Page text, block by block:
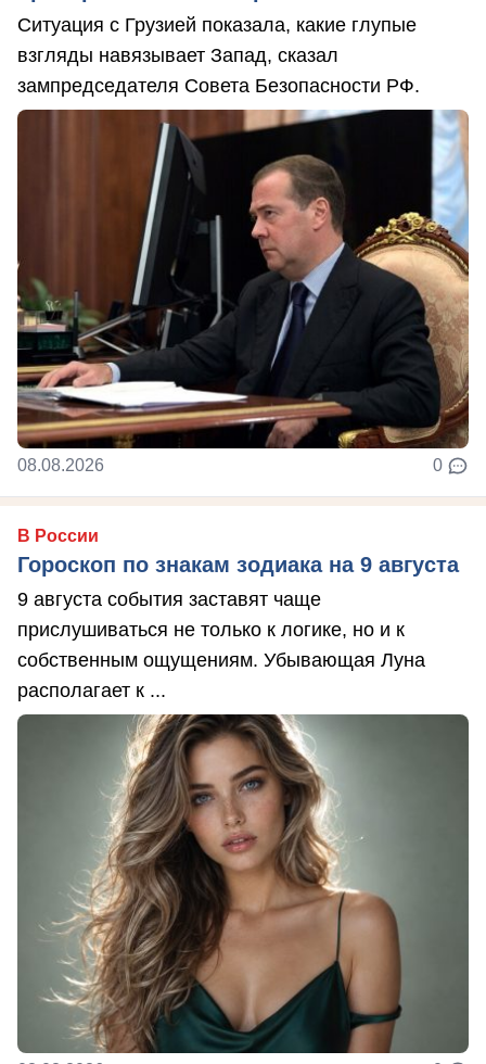
Ситуация с Грузией показала, какие глупые
взгляды навязывает Запад, сказал
зампредседателя Совета Безопасности РФ.
08.08.2026 0
В России
Гороскоп по знакам зодиака на 9 августа
9 августа события заставят чаще
прислушиваться не только к логике, но и к
собственным ощущениям. Убывающая Луна
располагает к ...